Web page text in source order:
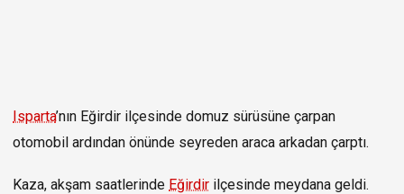
Isparta’nın Eğirdir ilçesinde domuz sürüsüne çarpan
otomobil ardından önünde seyreden araca arkadan çarptı.
Kaza, akşam saatlerinde Eğirdir ilçesinde meydana geldi.